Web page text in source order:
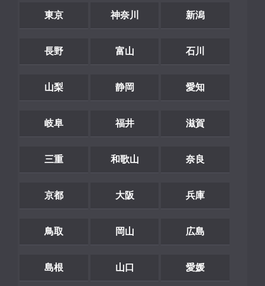
東京 神奈川 新潟
長野 富山 石川
山梨 静岡 愛知
岐阜 福井 滋賀
三重 和歌山 奈良
京都 大阪 兵庫
鳥取 岡山 広島
島根 山口 愛媛